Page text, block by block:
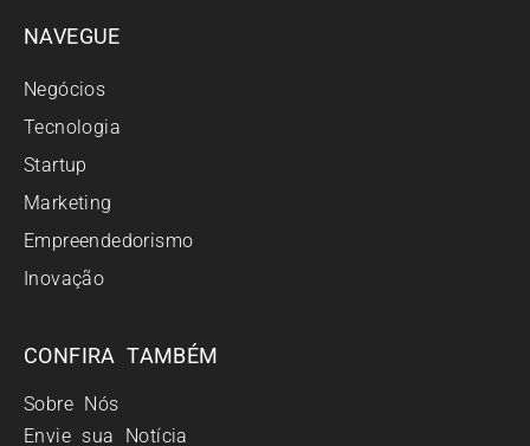
NAVEGUE
Negócios
Tecnologia
Startup
Marketing
Empreendedorismo
Inovação
CONFIRA TAMBÉM
Sobre Nós
Envie sua Notícia